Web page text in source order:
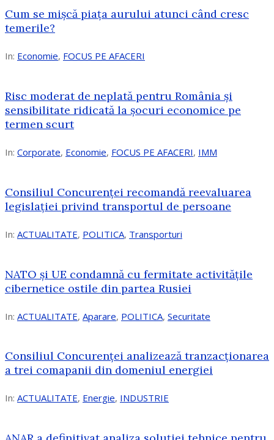
Cum se mișcă piața aurului atunci când cresc
temerile?
In: Economie, FOCUS PE AFACERI
Risc moderat de neplată pentru România și
sensibilitate ridicată la șocuri economice pe
termen scurt
In: Corporate, Economie, FOCUS PE AFACERI, IMM
Consiliul Concurenței recomandă reevaluarea
legislației privind transportul de persoane
In: ACTUALITATE, POLITICA, Transporturi
NATO și UE condamnă cu fermitate activitățile
cibernetice ostile din partea Rusiei
In: ACTUALITATE, Aparare, POLITICA, Securitate
Consiliul Concurenţei analizează tranzacționarea
a trei comapanii din domeniul energiei
In: ACTUALITATE, Energie, INDUSTRIE